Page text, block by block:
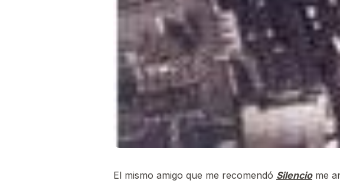
El mismo amigo que me recomendó Silenciome